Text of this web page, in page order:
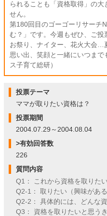
られることも「資格取得」の
せん。
第180回目のゴーゴーリサーチ
む？」です。今週もぜひ、ご投
お祭り、ナイター、花火大会…
思い出、笑顔と一緒にいつま
ス子育て総研）
投票テーマ
ママが取りたい資格は？
投票期間
2004.07.29～2004.08.04
>有効回答数
226
質問内容
Q1： これから資格を取りた
Q2-1： 取りたい（興味があ
Q2-2： 具体的には、どんな
Q3： 資格を取りたいと思う